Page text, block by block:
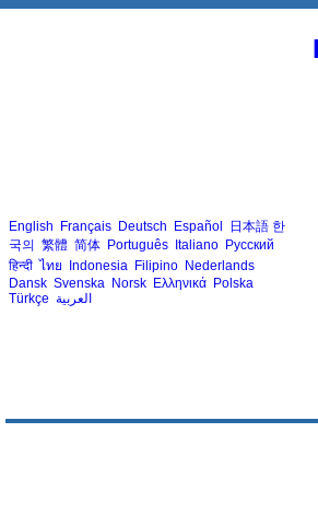
English Français Deutsch Español 日本語 한
국의 繁體 简体 Português Italiano Русский
हिन्दी ไทย Indonesia Filipino Nederlands
Dansk Svenska Norsk Ελληνικά Polska
Türkçe العربية